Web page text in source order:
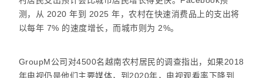
测，从 2020 年到 2025 年，农村在快速消费品上的支出将
以每年 7% 的速度增长，而城市则为 2%。
GroupM公司对4500名越南农村居民的调查指出，如果2018
年电视仍是他们主要媒体，到2020年，电视观看率下降到